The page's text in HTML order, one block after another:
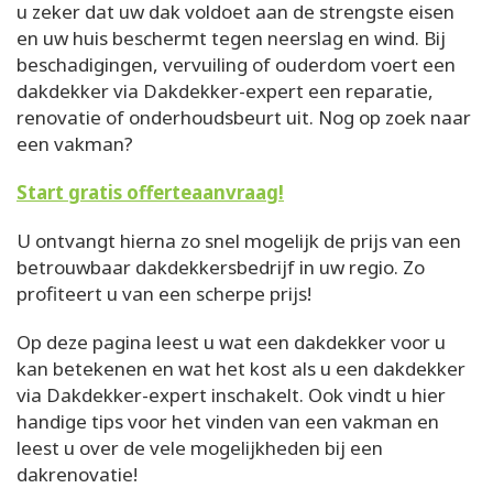
u zeker dat uw dak voldoet aan de strengste eisen
en uw huis beschermt tegen neerslag en wind. Bij
beschadigingen, vervuiling of ouderdom voert een
dakdekker via Dakdekker-expert een reparatie,
renovatie of onderhoudsbeurt uit. Nog op zoek naar
een vakman?
Start gratis offerteaanvraag!
U ontvangt hierna zo snel mogelijk de prijs van een
betrouwbaar dakdekkersbedrijf in uw regio. Zo
profiteert u van een scherpe prijs!
Op deze pagina leest u wat een dakdekker voor u
kan betekenen en wat het kost als u een dakdekker
via Dakdekker-expert inschakelt. Ook vindt u hier
handige tips voor het vinden van een vakman en
leest u over de vele mogelijkheden bij een
dakrenovatie!